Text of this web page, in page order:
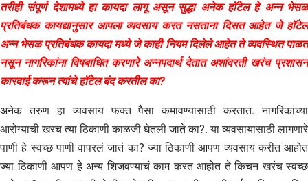
तरीही संपूर्ण देशामध्ये हा कायदा लागू असून सुद्धा अनेक हॉटेल हे अन्न भेसळ
प्रतिबंधक कायद्यानुसार आपला व्यवसाय करत नसताना दिसत आहेत जे हॉटेल
अन्न भेसळ प्रतिबंधक कायदा मध्ये जे काही नियम दिलेले आहेत ते व्यवस्थित पाळत
नसून नागरिकांना विषबाधित करणारे अन्नपदार्थ देतात अशांवरती खरंच प्रशासन
कारवाई करून त्यांचे हॉटेल बंद करतील का?
अनेक तरुण हा व्यवसाय फक्त पैसा कमावण्यासाठी करतात. नागरिकांच्या
आरोग्याची खरच त्या ठिकाणी काळजी घेतली जाते का?. या व्यवसायासाठी लागणारे
पाणी हे स्वच्छ पाणी वापरलं जातं का? ज्या ठिकाणी आपण व्यवसाय करीत आहोत
ज्या ठिकाणी आपण हे अन्य शिजवण्याचं काम करत आहोत ते किचन खरंच स्वच्छ